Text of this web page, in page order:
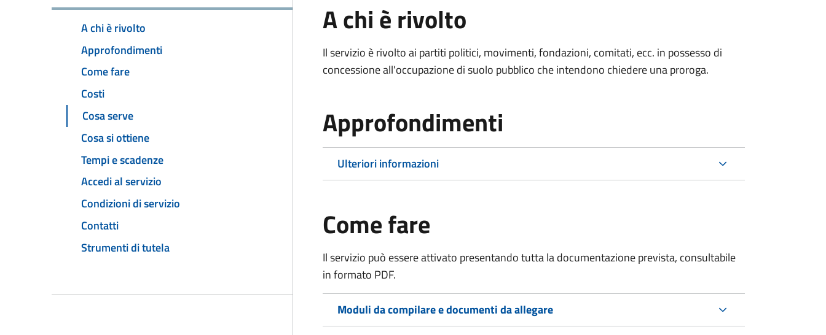
A chi è rivolto
Approfondimenti
Come fare
Costi
Cosa serve
Cosa si ottiene
Tempi e scadenze
Accedi al servizio
Condizioni di servizio
Contatti
Strumenti di tutela
A chi è rivolto
Il servizio è rivolto ai partiti politici, movimenti, fondazioni, comitati, ecc. in possesso di
concessione all'occupazione di suolo pubblico che intendono chiedere una proroga.
Approfondimenti
Ulteriori informazioni
Come fare
Il servizio può essere attivato presentando tutta la documentazione prevista, consultabile
in formato PDF.
Moduli da compilare e documenti da allegare